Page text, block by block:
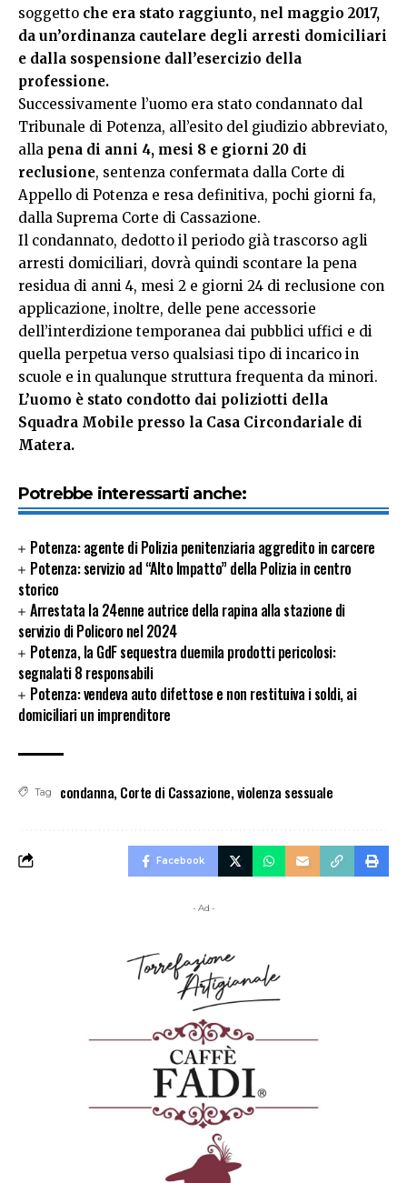
soggetto che era stato raggiunto, nel maggio 2017,
da un’ordinanza cautelare degli arresti domiciliari
e dalla sospensione dall’esercizio della
professione.
Successivamente l’uomo era stato condannato dal
Tribunale di Potenza, all’esito del giudizio abbreviato,
alla pena di anni 4, mesi 8 e giorni 20 di
reclusione, sentenza confermata dalla Corte di
Appello di Potenza e resa definitiva, pochi giorni fa,
dalla Suprema Corte di Cassazione.
Il condannato, dedotto il periodo già trascorso agli
arresti domiciliari, dovrà quindi scontare la pena
residua di anni 4, mesi 2 e giorni 24 di reclusione con
applicazione, inoltre, delle pene accessorie
dell’interdizione temporanea dai pubblici uffici e di
quella perpetua verso qualsiasi tipo di incarico in
scuole e in qualunque struttura frequenta da minori.
L’uomo è stato condotto dai poliziotti della
Squadra Mobile presso la Casa Circondariale di
Matera.
Potrebbe interessarti anche:
Potenza: agente di Polizia penitenziaria aggredito in carcere
Potenza: servizio ad “Alto Impatto” della Polizia in centro
storico
Arrestata la 24enne autrice della rapina alla stazione di
servizio di Policoro nel 2024
Potenza, la GdF sequestra duemila prodotti pericolosi:
segnalati 8 responsabili
Potenza: vendeva auto difettose e non restituiva i soldi, ai
domiciliari un imprenditore
Tag condanna, Corte di Cassazione,violenza sessuale
Facebook
- Ad -